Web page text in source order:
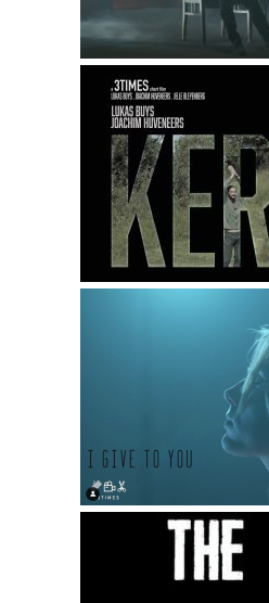
RECALL – kortfilm 2023
I give to you